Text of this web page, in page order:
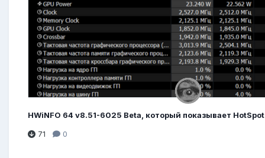
HWiNFO 64 v8.51-6025 Beta, который показывает
71
0